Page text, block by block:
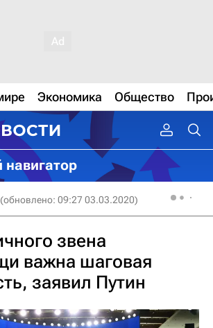
Экономика Общество
(обновлено: 09:27 03.03.2020)
звена
важна шаговая
заявил Путин